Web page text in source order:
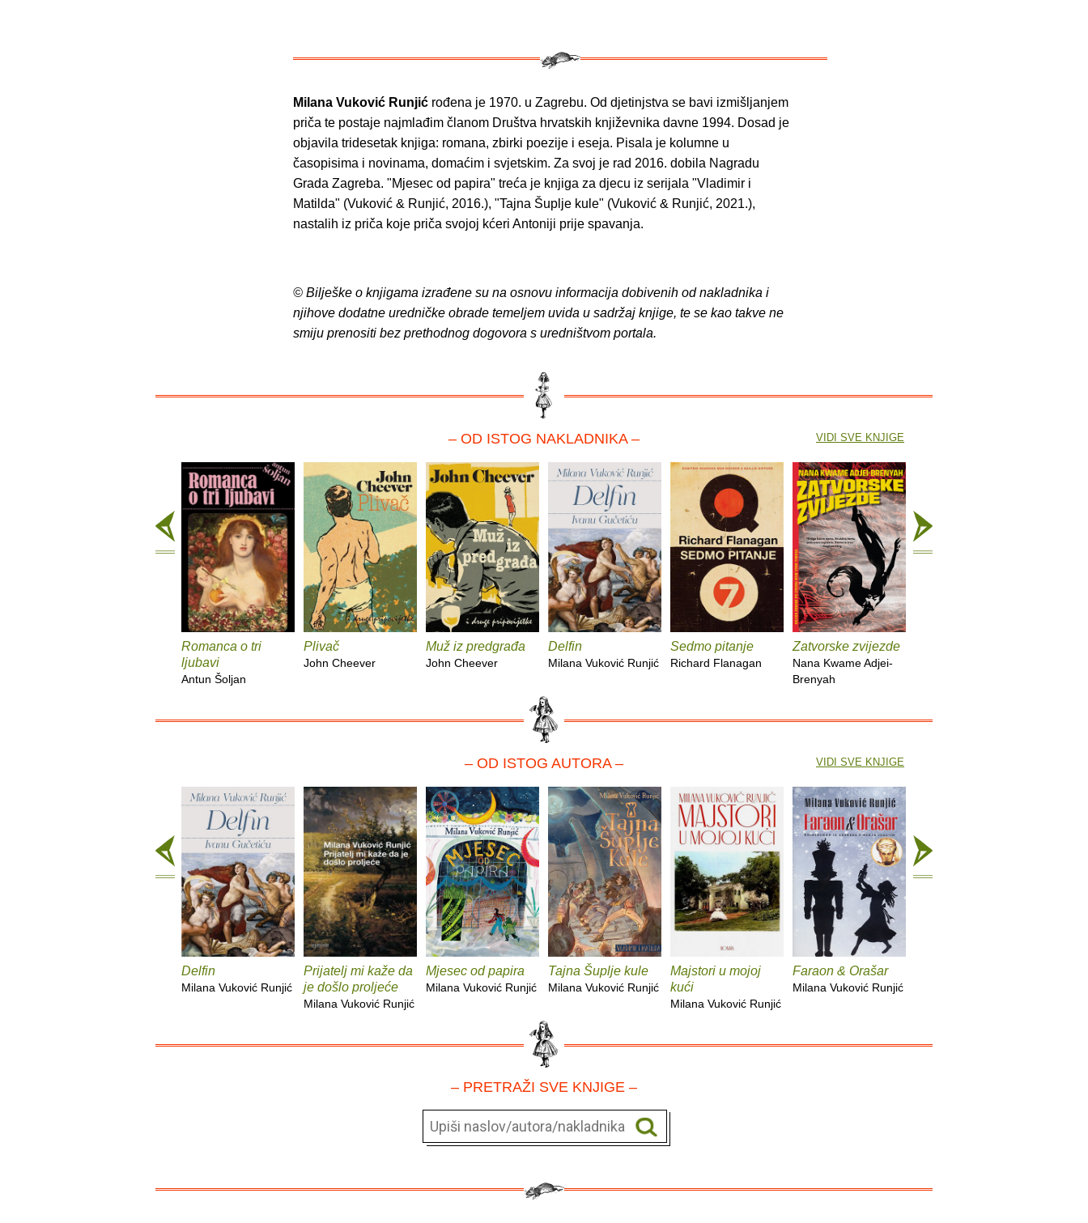
Milana Vuković Runjić rođena je 1970. u Zagrebu. Od djetinjstva se bavi izmišljanjem
priča te postaje najmlađim članom Društva hrvatskih književnika davne 1994. Dosad je
objavila tridesetak knjiga: romana, zbirki poezije i eseja. Pisala je kolumne u
časopisima i novinama, domaćim i svjetskim. Za svoj je rad 2016. dobila Nagradu
Grada Zagreba. "Mjesec od papira" treća je knjiga za djecu iz serijala "Vladimir i
Matilda" (Vuković & Runjić, 2016.), "Tajna Šuplje kule" (Vuković & Runjić, 2021.),
nastalih iz priča koje priča svojoj kćeri Antoniji prije spavanja.
© Bilješke o knjigama izrađene su na osnovu informacija dobivenih od nakladnika i
njihove dodatne uredničke obrade temeljem uvida u sadržaj knjige, te se kao takve ne
smiju prenositi bez prethodnog dogovora s uredništvom portala.
– OD ISTOG NAKLADNIKA –
Romanca o tri
ljubavi
Antun Šoljan
Plivač
John Cheever
Muž iz predgrađa
John Cheever
Delfin
Milana Vuković Runjić
Sedmo pitanje
Richard Flanagan
Zatvorske zvijezde
Nana Kwame Adjei-
Brenyah
VIDI SVE KNJIGE
– OD ISTOG AUTORA –
Delfin
Milana Vuković Runjić
Prijatelj mi kaže da
je došlo proljeće
Milana Vuković Runjić
Mjesec od papira
Milana Vuković Runjić
Tajna Šuplje kule
Milana Vuković Runjić
Majstori u mojoj
kući
Milana Vuković Runjić
Faraon & Orašar
Milana Vuković Runjić
VIDI SVE KNJIGE
– PRETRAŽI SVE KNJIGE –